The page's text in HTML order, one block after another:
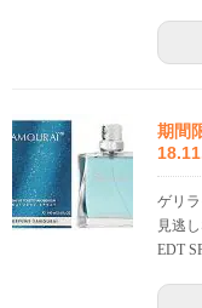
期間
ゲリ
見逃
EDT